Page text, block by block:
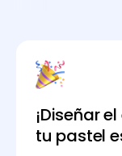
¡Diseñar
tu pastel